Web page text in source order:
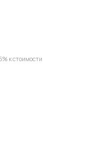
к стоимости